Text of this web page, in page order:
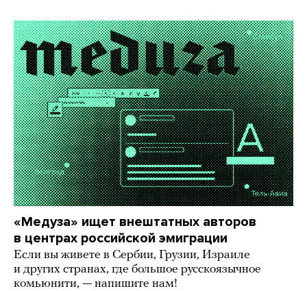
«Медуза» ищет внештатных авторов
в центрах российской эмиграции
Если вы живете в Сербии, Грузии, Израиле
и других странах, где большое русскоязычное
комьюнити, — напишите нам!